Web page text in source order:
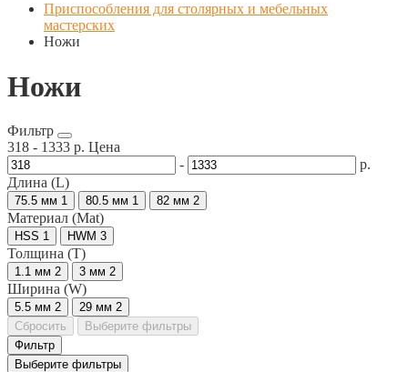
Приспособления для столярных и мебельных
мастерских
Ножи
Ножи
Фильтр
318 - 1333 р. Цена
-
р.
Длина (L)
75.5 мм 1 80.5 мм 1 82 мм 2
Материал (Mat)
HSS 1 HWM 3
Толщина (T)
1.1 мм 2 3 мм 2
Ширина (W)
5.5 мм 2 29 мм 2
Сбросить
Выберите фильтры
Фильтр
Выберите фильтры